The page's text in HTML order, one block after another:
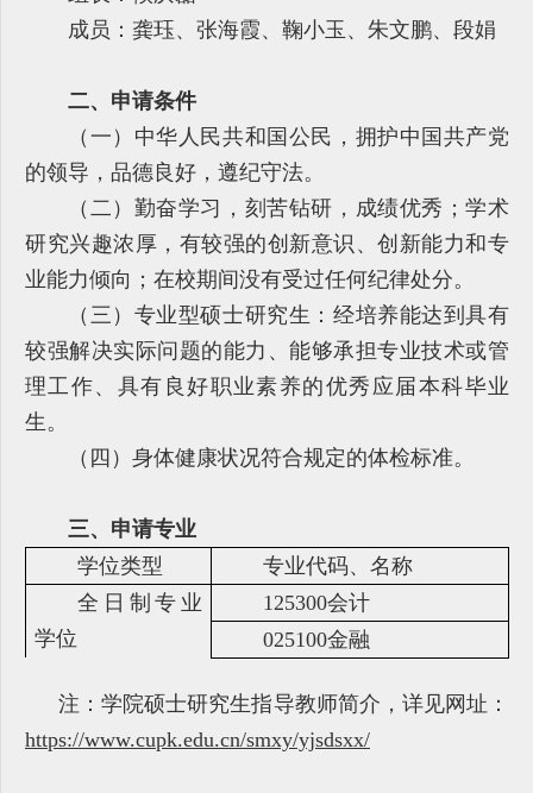
成员：龚珏、张海霞、鞠小玉、朱文鹏、段娟
二、申请条件
（一）中华人民共和国公民，拥护中国共产党
的领导，品德良好，遵纪守法。
（二）勤奋学习，刻苦钻研，成绩优秀；学术
研究兴趣浓厚，有较强的创新意识、创新能力和专
业能力倾向；在校期间没有受过任何纪律处分。
（三）专业型硕士研究生：经培养能达到具有
较强解决实际问题的能力、能够承担专业技术或管
理工作、具有良好职业素养的优秀应届本科毕业
生。
（四）身体健康状况符合规定的体检标准。
三、申请专业
学位类型
专业代码、名称
全日制专业
学位
125300会计
025100金融
注：学院硕士研究生指导教师简介，详见网址：
https://www.cupk.edu.cn/smxy/yjsdsxx/